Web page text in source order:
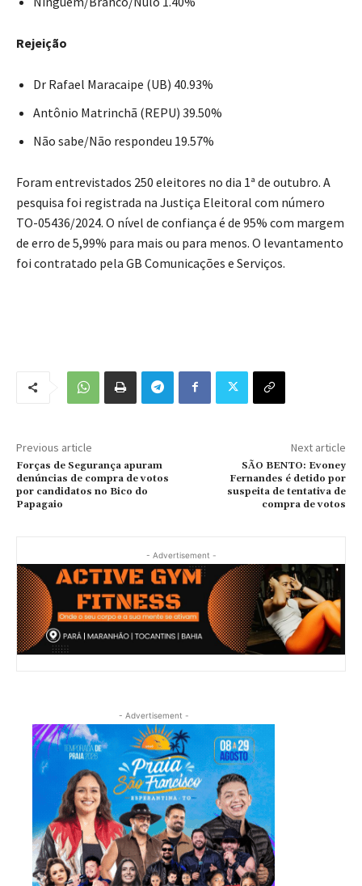
Rejeição
Dr Rafael Maracaipe (UB) 40.93%
Antônio Matrinchã (REPU) 39.50%
Não sabe/Não respondeu 19.57%
Foram entrevistados 250 eleitores no dia 1ª de outubro. A
pesquisa foi registrada na Justiça Eleitoral com número
TO-05436/2024. O nível de confiança é de 95% com margem
de erro de 5,99% para mais ou para menos. O levantamento
foi contratado pela GB Comunicações e Serviços.
Previous article
Forças de Segurança apuram
denúncias de compra de votos
por candidatos no Bico do
Papagaio
Next article
SÃO BENTO: Evoney
Fernandes é detido por
suspeita de tentativa de
compra de votos
- Advertisement -
- Advertisement -